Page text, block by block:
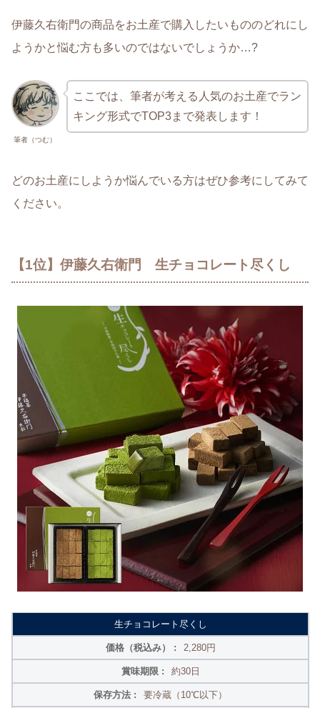
伊藤久右衛門の商品をお土産で購入したいもののどれにし
ようかと悩む方も多いのではないでしょうか…?
筆者（つむ）
ここでは、筆者が考える人気のお土産でラン
キング形式でTOP3まで発表します！
どのお土産にしようか悩んでいる方はぜひ参考にしてみて
ください。
【1位】伊藤久右衛門 生チョコレート尽くし
生チョコレート尽くし
2,280円
約30日
要冷蔵（10℃以下）